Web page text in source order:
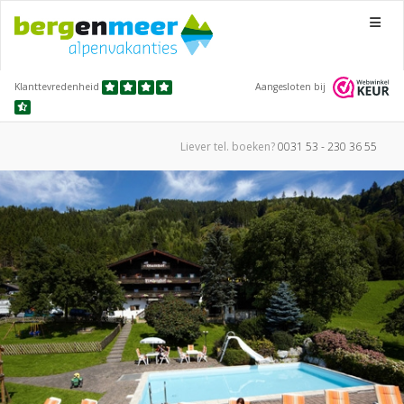
Menu
Klanttevredenheid Aangesloten bij
Liever tel. boeken?0031 53 - 230 36 55